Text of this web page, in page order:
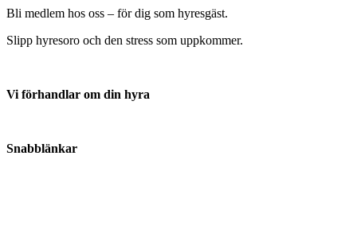
Bli medlem hos oss – för dig som hyresgäst.
Slipp hyresoro och den stress som uppkommer.
Vi förhandlar om din hyra
Snabblänkar